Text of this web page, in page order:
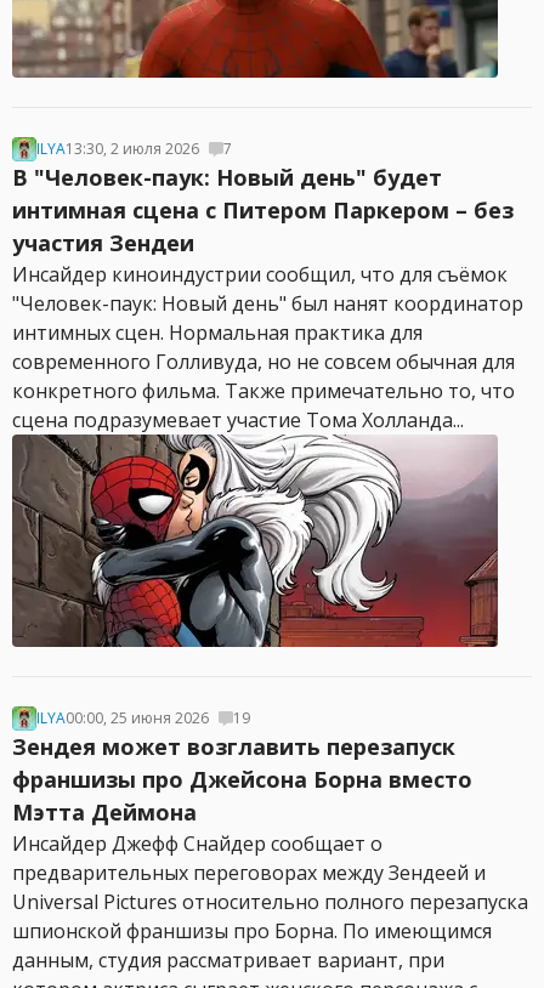
ILYA13:30, 2 июля 2026 7
В "Человек-паук: Новый день" будет
интимная сцена с Питером Паркером – без
участия Зендеи
Инсайдер киноиндустрии сообщил, что для съёмок
"Человек-паук: Новый день" был нанят координатор
интимных сцен. Нормальная практика для
современного Голливуда, но не совсем обычная для
конкретного фильма. Также примечательно то, что
сцена подразумевает участие Тома Холланда...
ILYA00:00, 25 июня 2026 19
Зендея может возглавить перезапуск
франшизы про Джейсона Борна вместо
Мэтта Деймона
Инсайдер Джефф Снайдер сообщает о
предварительных переговорах между Зендеей и
Universal Pictures относительно полного перезапуска
шпионской франшизы про Борна. По имеющимся
данным, студия рассматривает вариант, при